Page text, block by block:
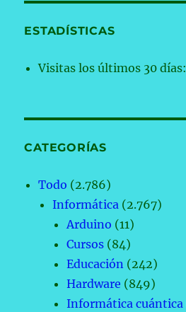
ESTADÍSTICAS
Visitas los últimos 30 días:
CATEGORÍAS
Todo (2.786)
Informática (2.767)
Arduino (11)
Cursos (84)
Educación (242)
Hardware (849)
Informática cuántica